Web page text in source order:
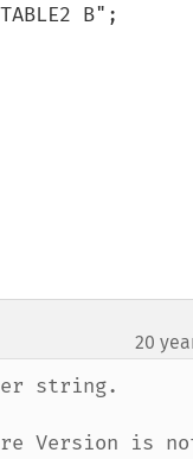
B";
20
string.
Version is